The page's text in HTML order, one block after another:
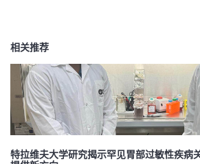
相关推荐
特拉维夫大学研究揭示罕见胃部过敏性疾病